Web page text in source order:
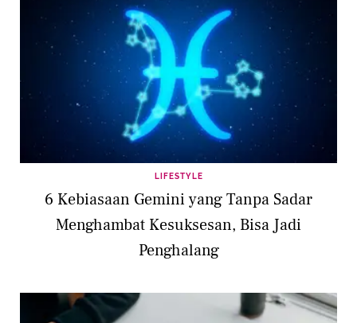
LIFESTYLE
6 Kebiasaan Gemini yang Tanpa Sadar
Menghambat Kesuksesan, Bisa Jadi
Penghalang